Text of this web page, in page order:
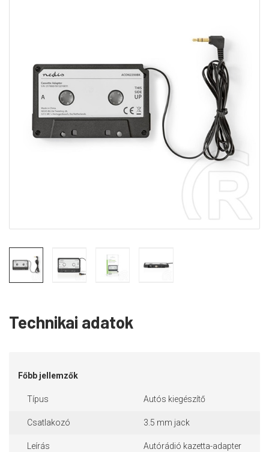
Technikai adatok
Főbb jellemzők
Típus Autós kiegészítő
Csatlakozó 3.5 mm jack
Leírás Autórádió kazetta-adapter